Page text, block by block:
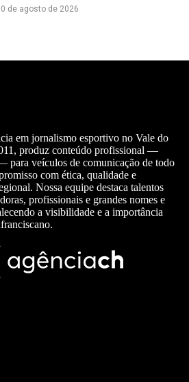
de agosto de 2026
em jornalismo esportivo no Vale do
produz conteúdo profissional —
para veículos de comunicação de todo
com ética, qualidade e
Nossa equipe destaca talentos
profissionais e grandes nomes e
a visibilidade e a importância